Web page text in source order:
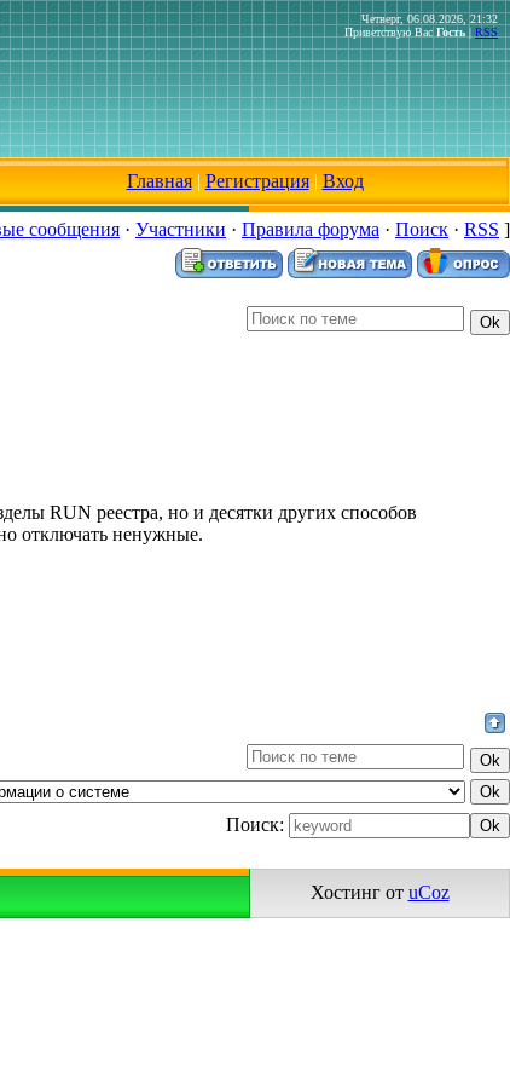
Четверг, 06.08.2026, 21:32
Приветствую Вас Гость | RSS
Главная| Регистрация| Вход
сообщения · Участники · Правила форума · Поиск · RSS ]
RUN реестра, но и десятки других способов
отключать ненужные.
Поиск:
Хостинг от uCoz